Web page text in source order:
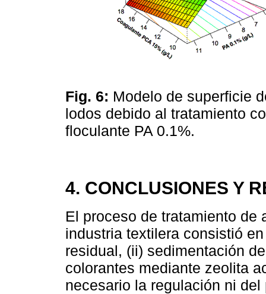
Fig. 6: Modelo de superficie
lodos debido al tratamiento
floculante PA 0.1%.
4. CONCLUSIONES Y
El proceso de tratamiento de
industria textilera consistió
residual, (ii) sedimentación
colorantes mediante zeolita
necesario la regulación ni